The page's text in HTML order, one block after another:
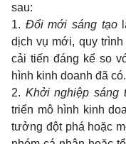
sau:
1. Đổi mới sáng tạo
dịch vụ mới, quy
cải tiến đáng kể so
hình kinh doanh đã có.
2. Khởi nghiệp sáng
triển mô hình kinh
tưởng đột phá hoặc